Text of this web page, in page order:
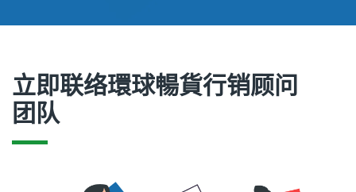
立即联络環球暢貨行销顾问
团队